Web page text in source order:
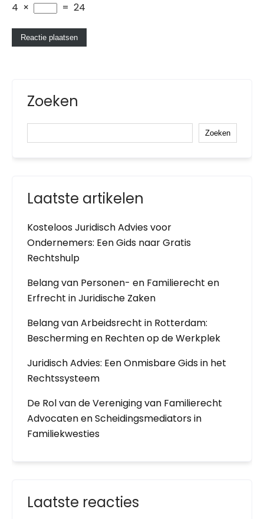
4 × = 24
Zoeken
Zoeken
Laatste artikelen
Kosteloos Juridisch Advies voor
Ondernemers: Een Gids naar Gratis
Rechtshulp
Belang van Personen- en Familierecht en
Erfrecht in Juridische Zaken
Belang van Arbeidsrecht in Rotterdam:
Bescherming en Rechten op de Werkplek
Juridisch Advies: Een Onmisbare Gids in het
Rechtssysteem
De Rol van de Vereniging van Familierecht
Advocaten en Scheidingsmediators in
Familiekwesties
Laatste reacties